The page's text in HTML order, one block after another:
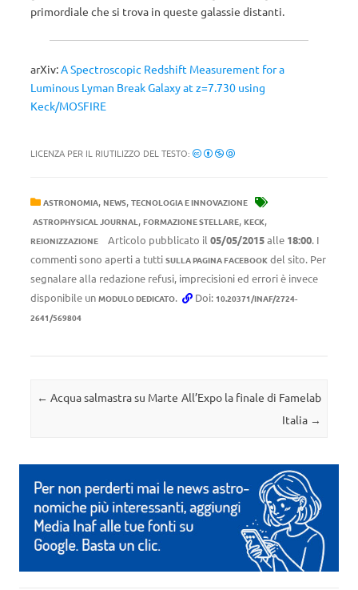
primordiale che si trova in queste galassie distanti.
arXiv:A Spectroscopic Redshift Measurement for a
Luminous Lyman Break Galaxy at z=7.730 using
Keck/MOSFIRE
LICENZA PER IL RIUTILIZZO DEL TESTO:
ASTRONOMIA, NEWS, TECNOLOGIA E INNOVAZIONE
ASTROPHYSICAL JOURNAL, FORMAZIONE STELLARE, KECK,
REIONIZZAZIONE Articolo pubblicato il 05/05/2015alle 18:00. I
commenti sono aperti a tutti SULLA PAGINA FACEBOOK del sito. Per
segnalare alla redazione refusi, imprecisioni ed errori è invece
disponibile un MODULO DEDICATO. Doi: 10.20371/INAF/2724-
2641/569804
Navigazione articolo
← Acqua salmastra su Marte All’Expo la finale di Famelab
Italia →